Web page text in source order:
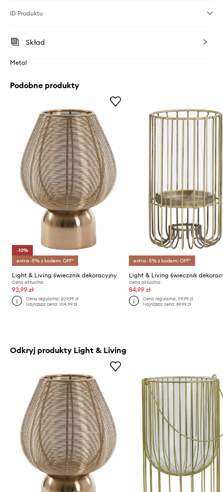
ID Produktu
Skład
Metal
Podobne produkty
-10%
extra -5% z kodem: OFF*
Light & Living świecznik dekoracyjny
Cena aktualna:
93,99 zł
Cena regularna:209,99 zł
Najniższa cena:104,99 zł
extra -5% z kodem: OFF*
Light & Living świecznik
Cena aktualna:
84,99 zł
Cena regularna: 119,99 zł
Najniższa cena: 89,99 zł
Odkryj produkty Light & Living